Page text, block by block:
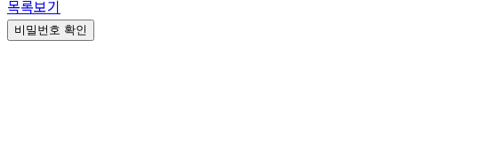
목록보기
비밀번호 확인